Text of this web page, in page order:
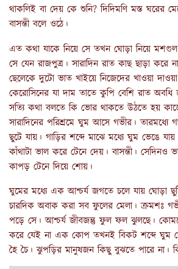
থাকলিই বা দেয় কে শুনি? দিদিমণি মস্ত ঘরের
বাসন্তী বলে ওঠে।
এত কথা যাকে নিয়ে সে তখন ঘোড়া নিয়ে
সে যেন রাজপুত্র। সারাদিন রাত কাছ ছাড়া করে
ছেলেকে দুটো ভাত খাইয়ে নিজেদের খাওয়া
কেরোসিনের যা দাম তাতে কুপি বেশি রাত অবধি
সত্যি কথা বলতে কি ভোর থাকতে উঠতে হয়
সারাদিনের পরিশ্রমে ঘুম আসে গভীর। তারমধ্যে
ছুটে যায়। গাড়ির শব্দে মাঝে মধ্যে ঘুম ভেঙে
কাঁথাটা ভাল করে টেনে দেয়। বাসন্তী। সেদিনও
কাপড় টেনে দিয়ে শোয়।
ঘুমের মধ্যে এক আশ্চর্য জগতে চলে যায় ঘোড়া
চারদিক অবাক করা সব ফুলের মেলা। ক্রমশঃ
পড়ে সে। আশ্চর্য জীবজন্তু ফুল ফল ঝুলছে।
করে যেই না এক কোপ তখনই বিকট শব্দে ঘুম
হৈ চৈ। ঝুপড়ির মানুষজন কিছু বুঝতে পারে না।